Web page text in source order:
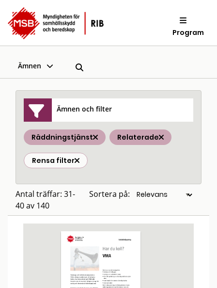
Program
Ämnen
Ämnen och filter
Räddningstjänst Relaterade
Rensa filter
Antal träffar: 31-
40 av 140
Sortera på: